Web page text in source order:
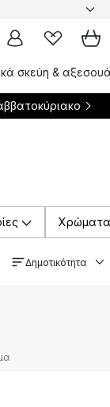
σκεύη &
Χρώματα
Δημοτικότητα